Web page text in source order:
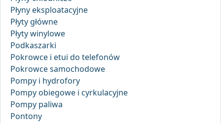
Płyny eksploatacyjne
Płyty główne
Płyty winylowe
Podkaszarki
Pokrowce i etui do telefonów
Pokrowce samochodowe
Pompy i hydrofory
Pompy obiegowe i cyrkulacyjne
Pompy paliwa
Pontony